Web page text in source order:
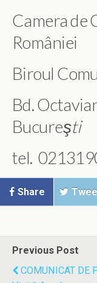
Camera de
României
Biroul
Bd.
Bucureşti
tel.
Share
Previous Post
COMUNICAT DE